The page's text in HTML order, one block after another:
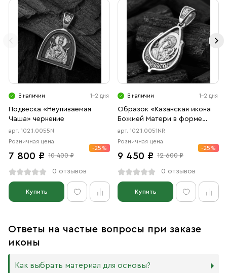
В наличии 1-2 дня
Подвеска «Неупиваемая
Чаша» чернение
арт. 102.1.0055N
Розничная цена
7 800 ₽ 10 400 ₽
-25%
0 отзывов
Купить
В наличии 1-2 дня
Образок «Казанская икона
Божией Матери в форме
цаты» чернение, родий
арт. 102.1.0051NR
Розничная цена
9 450 ₽ 12 600 ₽
-25%
0 отзывов
Купить
Ответы на частые вопросы при заказе
иконы
Как выбрать материал для основы?